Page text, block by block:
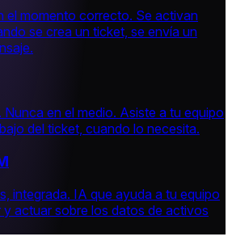
el momento correcto. Se activan
se crea un ticket, se envía un
Nunca en el medio. Asiste a tu equipo
del ticket, cuando lo necesita.
integrada. IA que ayuda a tu equipo
actuar sobre los datos de activos